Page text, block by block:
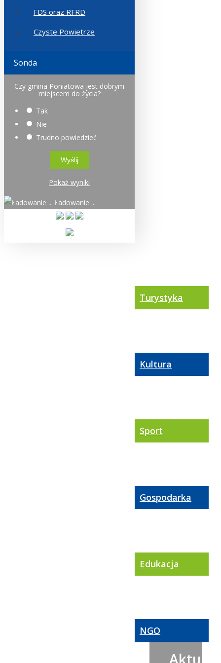
FDS oraz RFRD
Czyste Powietrze
Sonda
Czy gmina Poniatowa jest dobrym
miejscem do życia?
Tak
Nie
Trudno powiedzieć
Pokaż wyniki
Ładowanie ...
Turystyka
Kultura
Sport
Gospodarka
Edukacja
NGO